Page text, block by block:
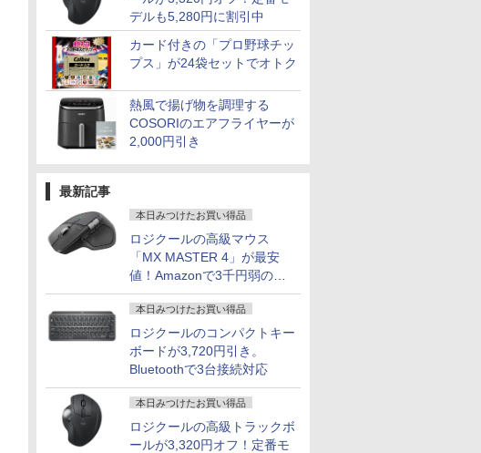
デルも5,280円に割引中
カード付きの「プロ野球チッ
プス」が24袋セットでオトク
熱風で揚げ物を調理する
COSORIのエアフライヤーが
2,000円引き
最新記事
本日みつけたお買い得品
ロジクールの高級マウス
「MX MASTER 4」が最安
値！Amazonで3千円弱の割
引
本日みつけたお買い得品
ロジクールのコンパクトキー
ボードが3,720円引き。
Bluetoothで3台接続対応
本日みつけたお買い得品
ロジクールの高級トラックボ
ールが3,320円オフ！定番モ